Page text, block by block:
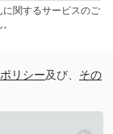
関するサービスのご
リシー及び、 その